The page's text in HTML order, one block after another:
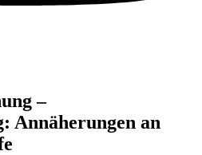
–
Annäherungen an